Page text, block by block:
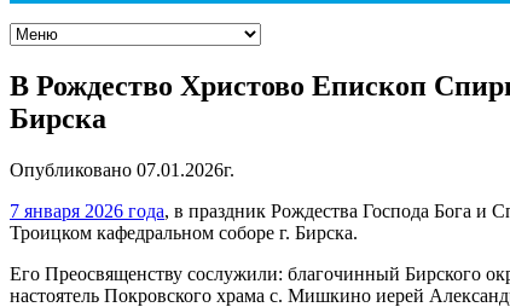
В Рождество Христово Епископ
Бирска
Опубликовано 07.01.2026г.
7 января 2026 года, в праздник Рождества Господа Бога
Троицком кафедральном соборе г. Бирска.
Его Преосвященству сослужили: благочинный Бирского
настоятель Покровского храма с. Мишкино иерей